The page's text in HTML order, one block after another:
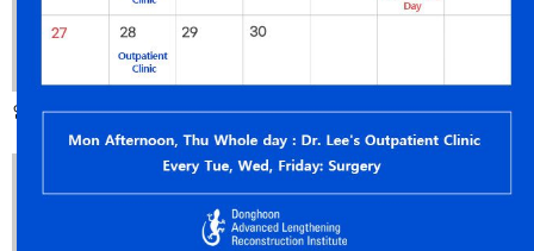
인터뷰 1 - 오다리, 휜다리, 다리변형교정, 키크사